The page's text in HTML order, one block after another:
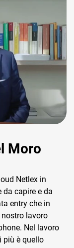
Moro
Netlex in
capire e da
entry che in
lavoro
Nel lavoro
più è quello